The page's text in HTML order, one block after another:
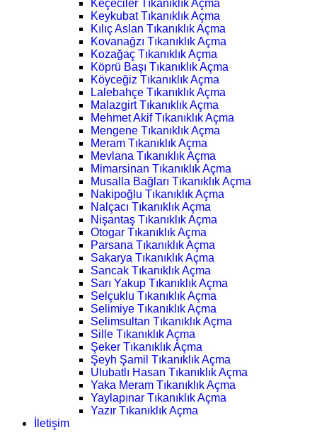
Keçeciler Tıkanıklık Açma
Keykubat Tıkanıklık Açma
Kılıç Aslan Tıkanıklık Açma
Kovanağzı Tıkanıklık Açma
Kozağaç Tıkanıklık Açma
Köprü Başı Tıkanıklık Açma
Köyceğiz Tıkanıklık Açma
Lalebahçe Tıkanıklık Açma
Malazgirt Tıkanıklık Açma
Mehmet Akif Tıkanıklık Açma
Mengene Tıkanıklık Açma
Meram Tıkanıklık Açma
Mevlana Tıkanıklık Açma
Mimarsinan Tıkanıklık Açma
Musalla Bağları Tıkanıklık Açma
Nakipoğlu Tıkanıklık Açma
Nalçacı Tıkanıklık Açma
Nişantaş Tıkanıklık Açma
Otogar Tıkanıklık Açma
Parsana Tıkanıklık Açma
Sakarya Tıkanıklık Açma
Sancak Tıkanıklık Açma
Sarı Yakup Tıkanıklık Açma
Selçuklu Tıkanıklık Açma
Selimiye Tıkanıklık Açma
Selimsultan Tıkanıklık Açma
Sille Tıkanıklık Açma
Şeker Tıkanıklık Açma
Şeyh Şamil Tıkanıklık Açma
Ulubatlı Hasan Tıkanıklık Açma
Yaka Meram Tıkanıklık Açma
Yaylapınar Tıkanıklık Açma
Yazır Tıkanıklık Açma
İletişim